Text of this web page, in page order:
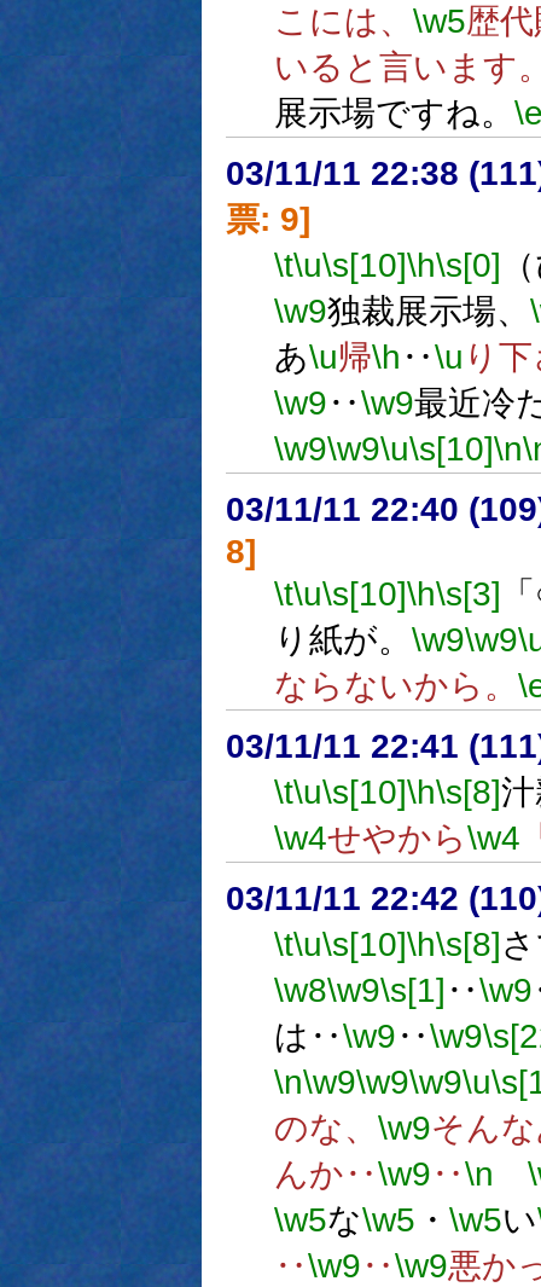
こには、 \w5歴
いると言います
展示場ですね。
03/11/11 22:38
票: 9]
\t\u\s[10]\h\s[0]
\w9独裁展示場、
あ\u帰\h ‥\u り
\w9‥\w9最近冷
\w9\w9\u\s[10]\n
03/11/11 22:40
8]
\t\u\s[10]\h\s[3]
り紙が。 \w9\w9
ならないから。
03/11/11 22:41
\t\u\s[10]\h\s[8]
\w4せやから\w4
03/11/11 22:42
\t\u\s[10]\h\s[8]
\w8\w9\s[1] ‥\w9
は‥\w9‥\w9
\n\w9\w9\w9\u
のな、 \w9そん
んか‥\w9‥\n
\w5な\w5 ・ \w5い
‥\w9‥\w9悪か